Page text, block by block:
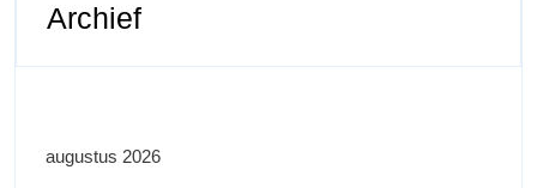
Archief
augustus 2026